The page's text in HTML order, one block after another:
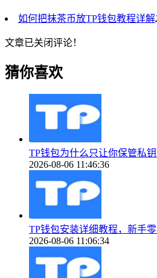
如何把抹茶币放TP钱包教程详解
文章已关闭评论！
猜你喜欢
TP钱包为什么只让你保管私
2026-08-06 11:46:36
TP钱包安装详细教程，新手
2026-08-06 11:06:34